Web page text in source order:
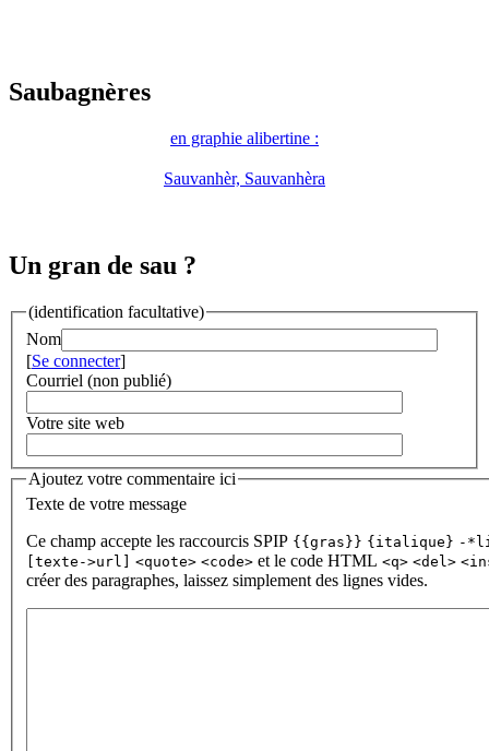
Saubagnères
en graphie alibertine :
Sauvanhèr, Sauvanhèra
Un gran de sau ?
(identification facultative)
Nom
[Se connecter]
Courriel (non publié)
Votre site web
Ajoutez votre commentaire ici
Texte de votre message
Ce champ accepte les raccourcis SPIP {{gras}} {italique} -
[texte->url]
<quote> <code> et le code HTML <q> <del>
créer des paragraphes, laissez simplement des lignes vides.